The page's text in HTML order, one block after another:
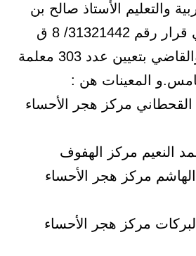
والتعليم الأستاذ صالح بن
عبدالعزيز الحميدي قرار رقم 31321442/ 8 ق
وتاريخ 5/4/1431 والقاضي بتعيين عدد 303 معلمة
المعينات هن :
القحطاني مركز هجر الأحساء
النعيم مركز الهفوف
مركز هجر الأحساء
مركز هجر الأحساء